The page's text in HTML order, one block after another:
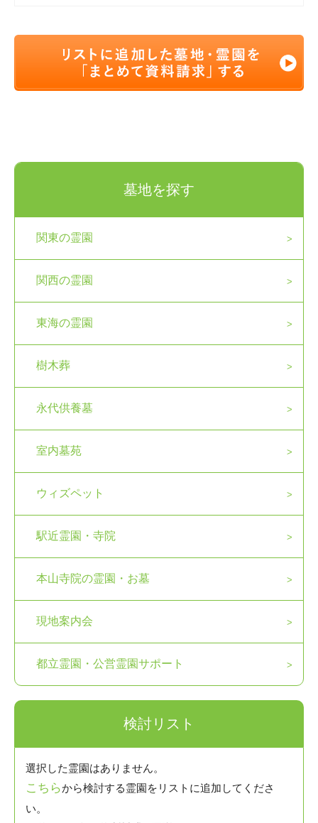
墓地を探す
関東の霊園
関西の霊園
東海の霊園
樹木葬
永代供養墓
室内墓苑
ウィズペット
駅近霊園・寺院
本山寺院の霊園・お墓
現地案内会
都立霊園・公営霊園サポート
検討リスト
選択した霊園はありません。
こちらから検討する霊園をリストに追加してくださ
い。